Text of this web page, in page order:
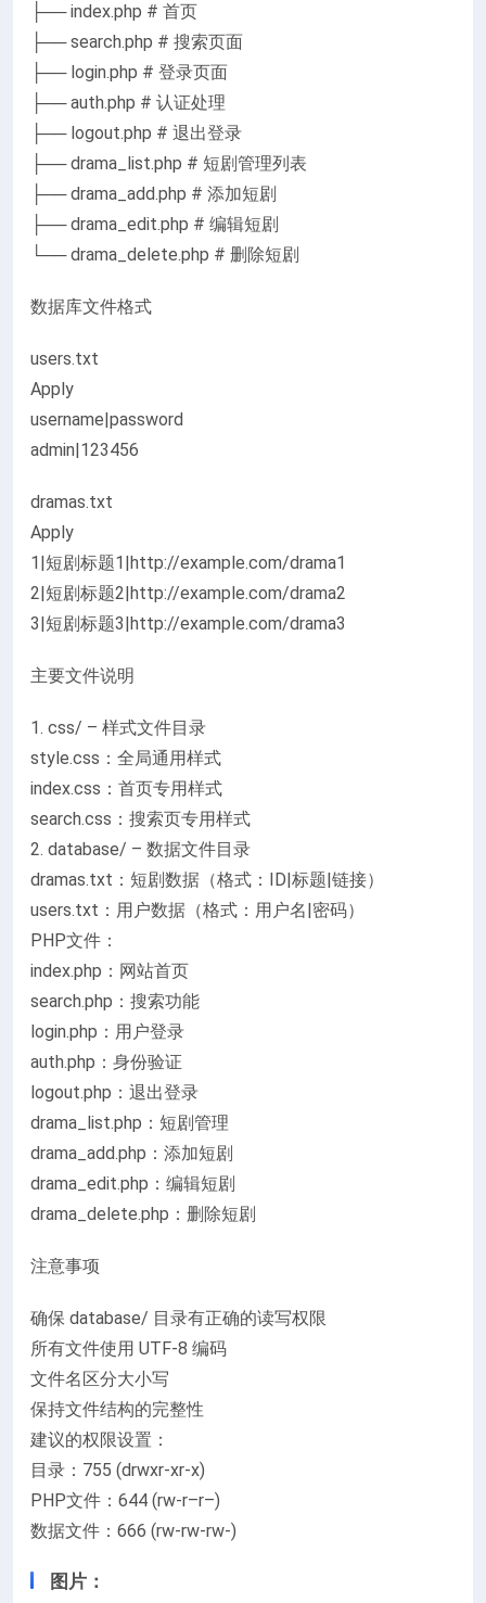
├── index.php # 首页
├── search.php # 搜索页面
├── login.php # 登录页面
├── auth.php # 认证处理
├── logout.php # 退出登录
├── drama_list.php # 短剧管理列表
├── drama_add.php # 添加短剧
├── drama_edit.php # 编辑短剧
└── drama_delete.php # 删除短剧
数据库文件格式
users.txt
Apply
username|password
admin|123456
dramas.txt
Apply
1|短剧标题1|http://example.com/drama1
2|短剧标题2|http://example.com/drama2
3|短剧标题3|http://example.com/drama3
主要文件说明
1. css/ – 样式文件目录
style.css：全局通用样式
index.css：首页专用样式
search.css：搜索页专用样式
2. database/ – 数据文件目录
dramas.txt：短剧数据（格式：ID|标题|链接）
users.txt：用户数据（格式：用户名|密码）
PHP文件：
index.php：网站首页
search.php：搜索功能
login.php：用户登录
auth.php：身份验证
logout.php：退出登录
drama_list.php：短剧管理
drama_add.php：添加短剧
drama_edit.php：编辑短剧
drama_delete.php：删除短剧
注意事项
确保 database/ 目录有正确的读写权限
所有文件使用 UTF-8 编码
文件名区分大小写
保持文件结构的完整性
建议的权限设置：
目录：755 (drwxr-xr-x)
PHP文件：644 (rw-r–r–)
数据文件：666 (rw-rw-rw-)
图片：